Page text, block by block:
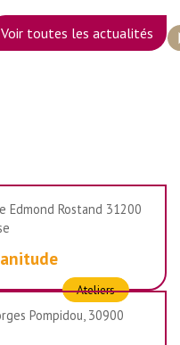
Voir toutes les actualités
Edmond Rostand 31200
Ateliers
Pompidou, 30900